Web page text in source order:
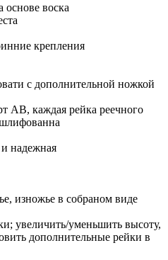
основе воска
крепления
с дополнительной ножкой
АВ, каждая рейка реечного
надежная
изножье в собраном виде
увеличить/уменьшить высоту,
дополнительные рейки в